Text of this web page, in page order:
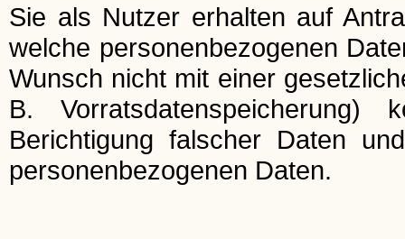
Sie als Nutzer erhalten auf
welche personenbezogenen
Wunsch nicht mit einer
B.
Berichtigung falscher Daten
personenbezogenen Daten.